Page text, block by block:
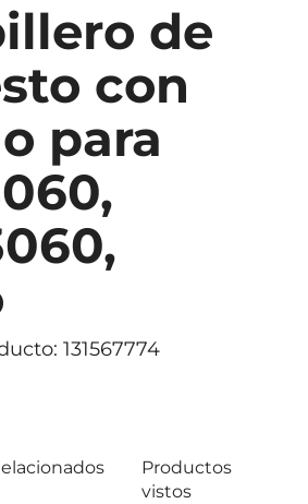
de
con
para
131567774
Productos
vistos